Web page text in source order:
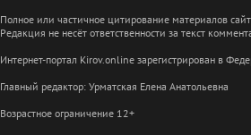
Полное или частичное цитирование материалов
Редакция не несёт ответственности за текст
Интернет-портал Kirov.online зарегистрирован в
Главный редактор: Урматская Елена Анатольевна
Возрастное ограничение 12+